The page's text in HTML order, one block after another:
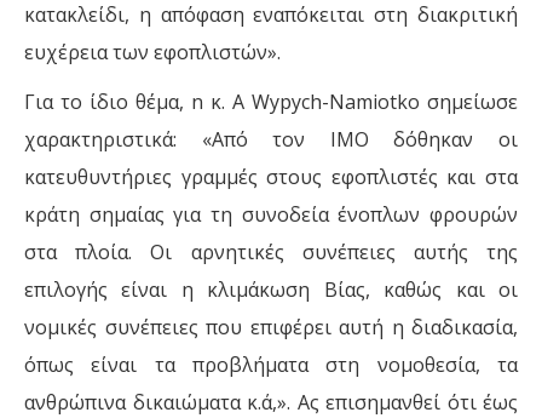
κατακλείδι, η απόφαση εναπόκειται στη διακριτική
ευχέρεια των εφοπλιστών».
Για το ίδιο θέμα, n κ. Α Wypych-Namiotko σημείωσε
χαρακτηριστικά: «Από τον ΙΜΟ δόθηκαν οι
κατευθυντήριες γραμμές στους εφοπλιστές και στα
κράτη σημαίας για τη συνοδεία ένοπλων φρουρών
στα πλοία. Οι αρνητικές συνέπειες αυτής της
επιλογής είναι η κλιμάκωση Βίας, καθώς και οι
νομικές συνέπειες που επιφέρει αυτή η διαδικασία,
όπως είναι τα προβλήματα στη νομοθεσία, τα
ανθρώπινα δικαιώματα κ.ά,». Ας επισημανθεί ότι έως